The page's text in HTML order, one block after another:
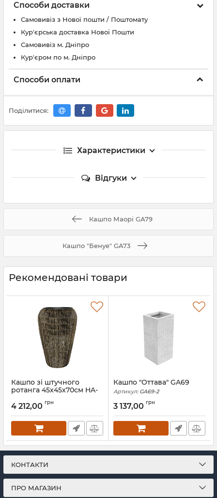
Способи доставки
Самовивіз з Нової пошти / Поштомату
Кур'єрська доставка Нової Пошти
Самовивіз м. Дніпро
Кур'єром по м. Дніпро
Способи оплати
Поділитися:
Характеристики
Відгуки
Кашпо Маорі GA79
Кашпо "Бенуе" GA73
Рекомендовані товари
Кашпо зі штучного
ротанга 45x45x70см HA-
Артикул: HA-06
4 212,00 грн
Кашпо "Оттава" GA69
Артикул: GA69-2
3 137,00 грн
КОНТАКТИ
ПРО МАГАЗИН